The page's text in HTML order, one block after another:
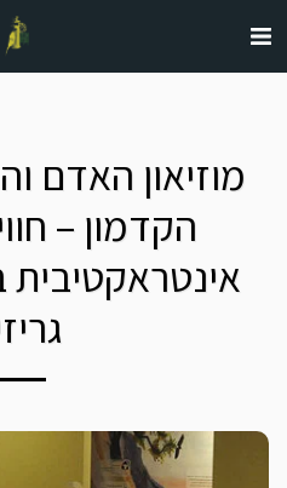
מוזיאון האדם
הקדמון –
אינטראקטיבית